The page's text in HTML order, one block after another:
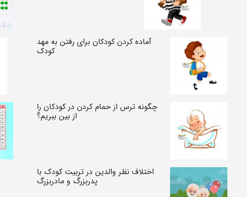
آماده کردن کودکان برای رفتن به مهد
کودک
چگونه ترس از حمام کردن در کودکان را
از بین ببریم؟
اختلاف نظر والدین در تربیت کودک با
پدربزرگ و مادربزرگ